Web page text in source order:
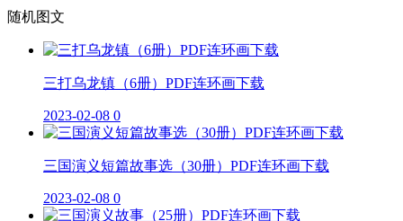
随机图文
三打乌龙镇（6册）PDF连环画下载
2023-02-08 0
三国演义短篇故事选（30册）PDF连环画下载
2023-02-08 0